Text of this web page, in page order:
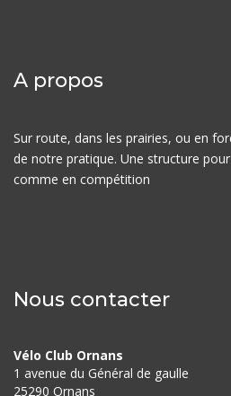
A propos
Sur route, dans les prairies, ou en
de notre pratique. Une structure
comme en compétition
Nous contacter
Vélo Club Ornans
1 avenue du Général de gaulle
25290 Ornans